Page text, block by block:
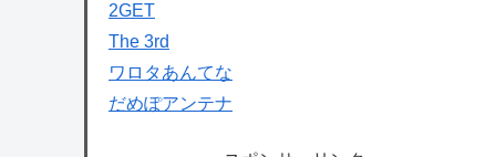
2GET
The 3rd
ワロタあんてな
だめぽアンテナ